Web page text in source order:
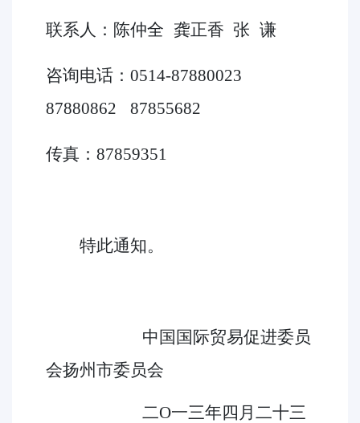
联系人：陈仲全 龚正香 张 谦
咨询电话：0514-87880023
87880862
87855682
传真：87859351
特此通知。
中国国际贸易促进委员
会扬州市委员会
二O一三年四月二十三